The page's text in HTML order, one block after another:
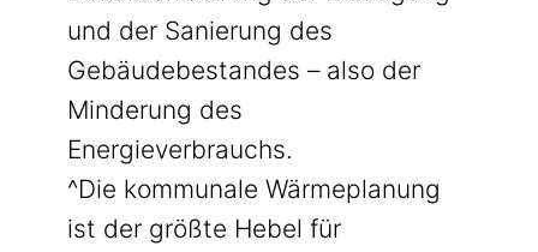
und der Sanierung des
Gebäudebestandes – also der
Minderung des
Energieverbrauchs.
^Die kommunale Wärmeplanung
ist der größte Hebel für